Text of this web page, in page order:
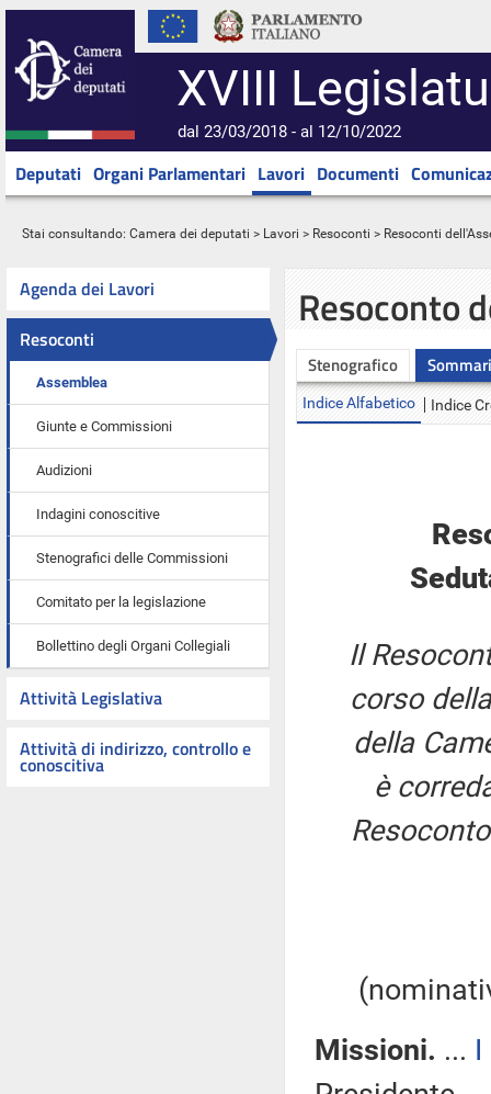
XVIII
dal 23/03/2018 - al 12/10/2022
Deputati Organi Parlamentari Lavori Documenti
Stai consultando: Camera dei deputati > Lavori > Resoconti > Resoconti
Agenda dei Lavori
Resoconti
Assemblea
Giunte e Commissioni
Audizioni
Indagini conoscitive
Stenografici delle Commissioni
Comitato per la legislazione
Bollettino degli Organi Collegiali
Attività Legislativa
Attività di indirizzo, controllo e
conoscitiva
Resoconto
Stenografico
Indice Alfabetico Indice
Il
corso
della
è
Missioni. ... I